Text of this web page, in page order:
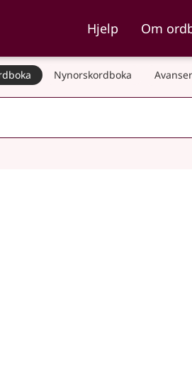
Hjelp Om
Nynorskordboka